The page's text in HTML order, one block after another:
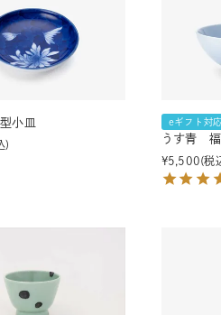
花器／イ
染付
小皿 eギフト対応
うす青
¥5,500 税